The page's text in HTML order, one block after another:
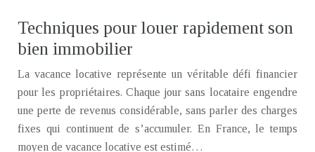
Techniques pour louer rapidement son
bien immobilier
La vacance locative représente un véritable défi financier
pour les propriétaires. Chaque jour sans locataire engendre
une perte de revenus considérable, sans parler des charges
fixes qui continuent de s’accumuler. En France, le temps
moyen de vacance locative est estimé…